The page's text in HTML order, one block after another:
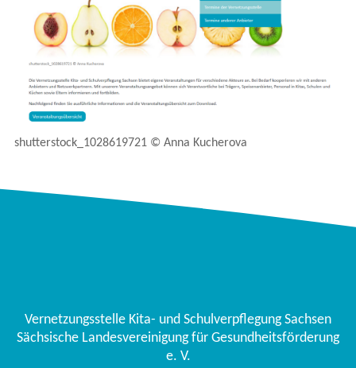
shutterstock_1028619721 © Anna Kucherova
Vernetzungsstelle Kita- und Schulverpflegung Sachsen
Sächsische Landesvereinigung für Gesundheitsförderung
e. V.